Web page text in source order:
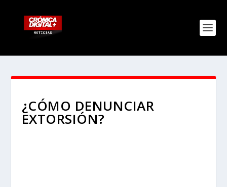
¿CÓMO DENUNCIAR
EXTORSIÓN?